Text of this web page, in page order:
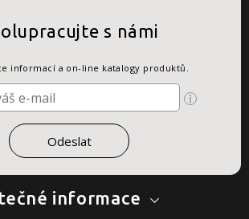
informace
s námi
informací a on-line katalogy produktů.